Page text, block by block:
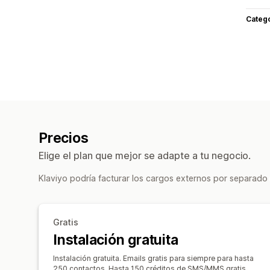
Precios
Elige el plan que mejor se adapte a tu negocio.
Klaviyo podría facturar los cargos externos por
Gratis
Instalación gratuita
Instalación gratuita. Emails gratis para siempre para hasta